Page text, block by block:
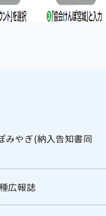
みやぎ(納入告知書同
広報誌